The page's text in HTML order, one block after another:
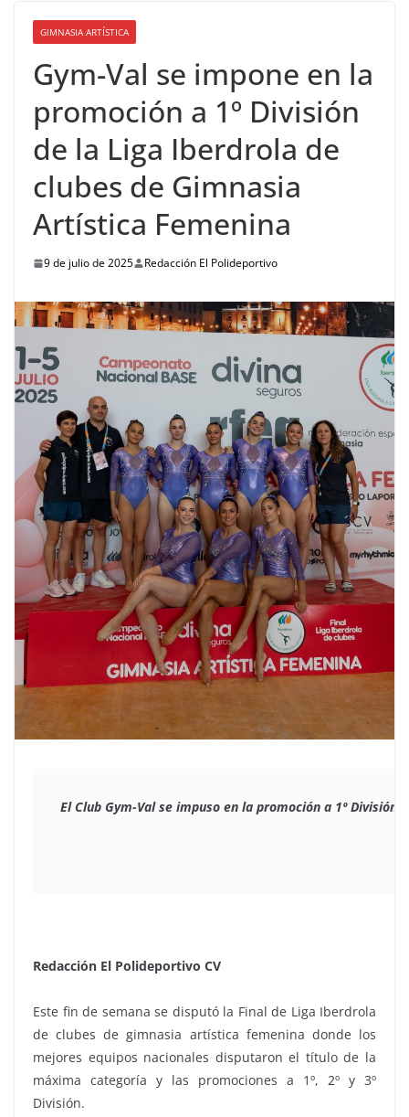
GIMNASIA ARTÍSTICA
Gym-Val se impone en la
promoción a 1º División
de la Liga Iberdrola de
clubes de Gimnasia
Artística Femenina
9 de julio de 2025 Redacción El Polideportivo
El Club Gym-Val se impuso en la promoción a 1º
Redacción El Polideportivo CV
Este fin de semana se disputó la Final de Liga Iberdrola
de clubes de gimnasia artística femenina donde los
mejores equipos nacionales disputaron el título de la
máxima categoría y las promociones a 1º, 2º y 3º
División.